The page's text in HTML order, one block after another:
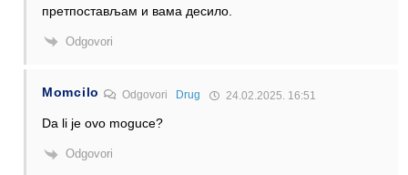
претпостављам и вама десило.
Odgovori
Momcilo Odgovori Drug 24.02.2025. 16:51
Da li je ovo moguce?
Odgovori